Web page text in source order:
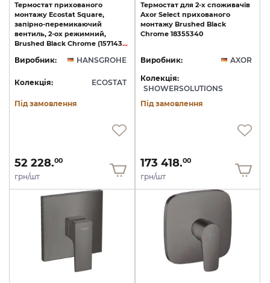
Термостат прихованого
монтажу Ecostat Square,
запірно-перемикаючий
вентиль, 2-ох режимний,
Brushed Black Chrome (15714340)
Виробник: HANSGROHE
Колекція: ECOSTAT
Під замовлення
52 228.00
грн/шт
Термостат для 2-х споживачів
Axor Select прихованого
монтажу Brushed Black
Chrome 18355340
Виробник:
AXOR
Колекція:
SHOWERSOLUTIONS
Під замовлення
173 418.00
грн/шт